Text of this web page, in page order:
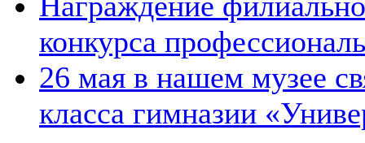
конкурса
26 мая в нашем музее
класса гимназии